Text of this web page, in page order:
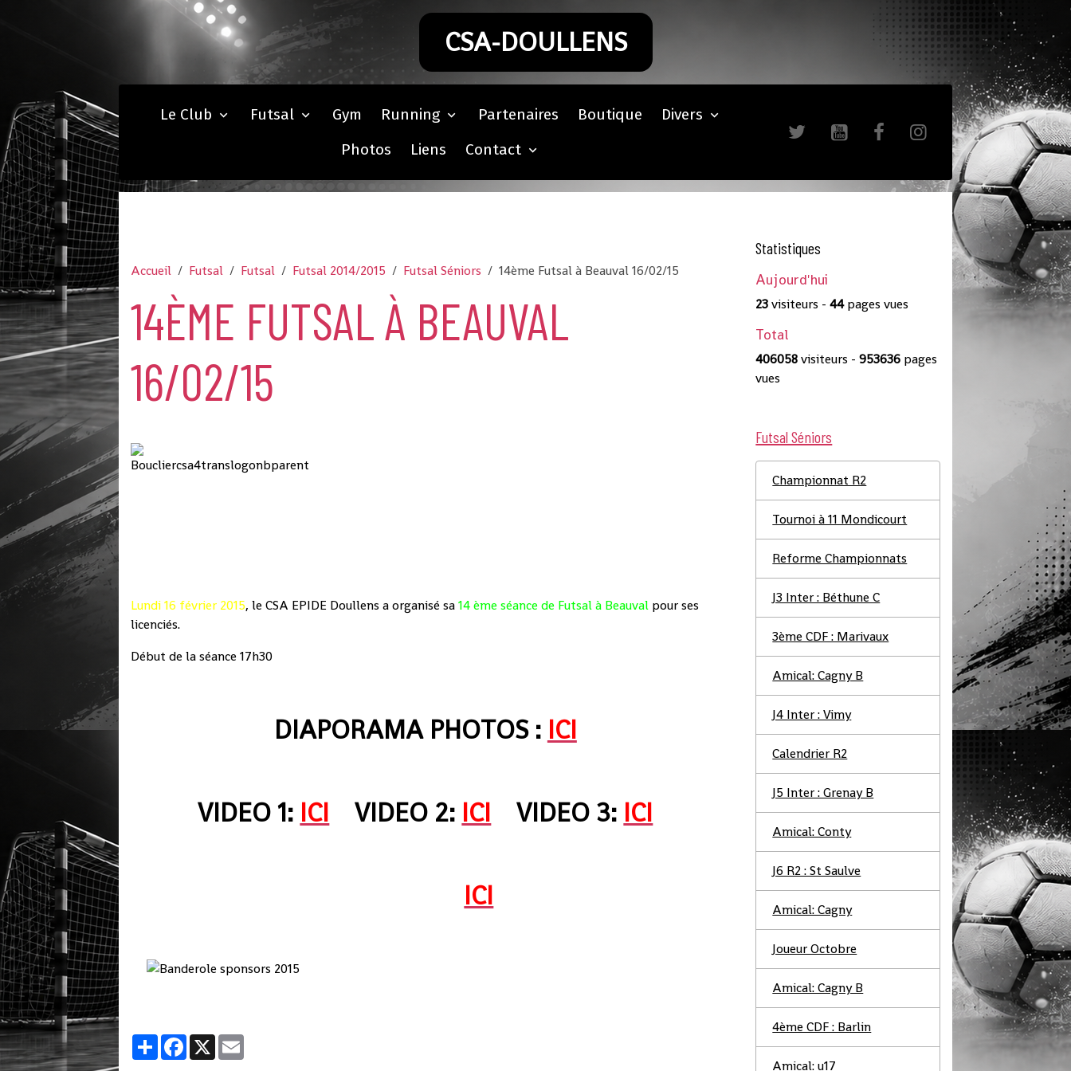
CSA-DOULLENS
Le Club Futsal Gym Running Partenaires Boutique
Divers
Photos
Liens Contact
Accueil Futsal Futsal Futsal 2014/2015 Futsal Séniors 14ème Futsal à Beauval 16/02/15
14ÈME FUTSAL À BEAUVAL
16/02/15
Lundi 16 février 2015, le CSA EPIDE Doullens a organisé sa14 ème séance de Futsal à Beauval pour ses
licenciés.
Début de la séance 17h30
DIAPORAMA PHOTOS : ICI
VIDEO 1: ICI VIDEO 2: ICI VIDEO 3: ICI
ICI
PartagerFacebook
X
Statistiques
Aujourd'hui
23visiteurs -44pages vues
Total
406058visiteurs -953636 pages
vues
Futsal Séniors
Championnat R2
Tournoi à 11 Mondicourt
Reforme Championnats
J3 Inter : Béthune C
3ème CDF : Marivaux
Amical: Cagny B
J4 Inter : Vimy
Calendrier R2
J5 Inter : Grenay B
Amical: Conty
J6 R2 : St Saulve
Amical: Cagny
Joueur Octobre
Amical: Cagny B
4ème CDF : Barlin
Amical: u17